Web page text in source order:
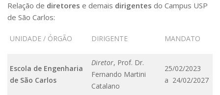
Telefones e Mapas
Pessoas
Ensino
Educação a distância
Cursos de Extensão
Relação de diretores e demais dirigentes do Campus USP
de São Carlos:
UNIDADE / ÓRGÃO DIRIGENTE MANDATO
Escola de Engenharia
de São Carlos
Diretor, Prof. Dr.
Fernando Martini
Catalano
25/02/2023
a 24/02/2027